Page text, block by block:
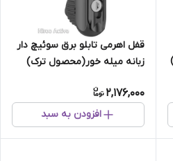
قفل اهرمی تابلو برق سوئیچ دار
زبانه میله خور(محصول ترک)
2,176,000
افزودن به سبد